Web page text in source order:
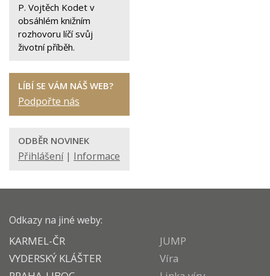
P. Vojtěch Kodet v
obsáhlém knižním
rozhovoru líčí svůj
životní příběh.
LÍBÍ SE VÁM NÁŠ WEB?
Podpořte nás
ODBĚR NOVINEK
Přihlášení| Informace
Odkazy na jiné weby:
KARMEL-ČR
VYDERSKÝ KLÁŠTER
JUMP
Víra